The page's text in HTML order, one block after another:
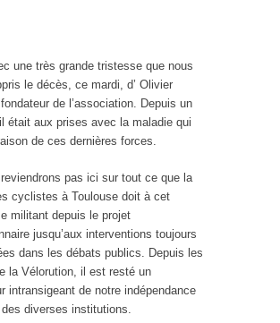
une très grande tristesse que nous
le décès, ce mardi, d’ Olivier
de l’association. Depuis un
était aux prises avec la maladie qui
de ces dernières forces.
pas ici sur tout ce que la
cyclistes à Toulouse doit à cet
militant depuis le projet
jusqu’aux interventions toujours
dans les débats publics. Depuis les
la Vélorution, il est resté un
intransigeant de notre indépendance
diverses institutions.